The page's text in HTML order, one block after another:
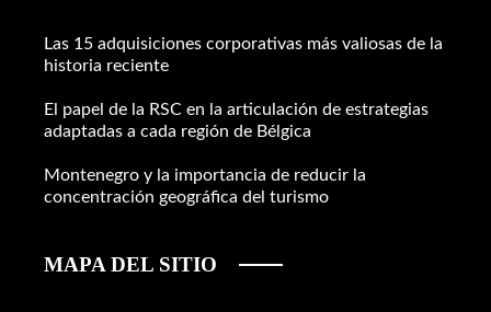
Las 15 adquisiciones corporativas más valiosas de la
historia reciente
El papel de la RSC en la articulación de estrategias
adaptadas a cada región de Bélgica
Montenegro y la importancia de reducir la
concentración geográfica del turismo
MAPA DEL SITIO